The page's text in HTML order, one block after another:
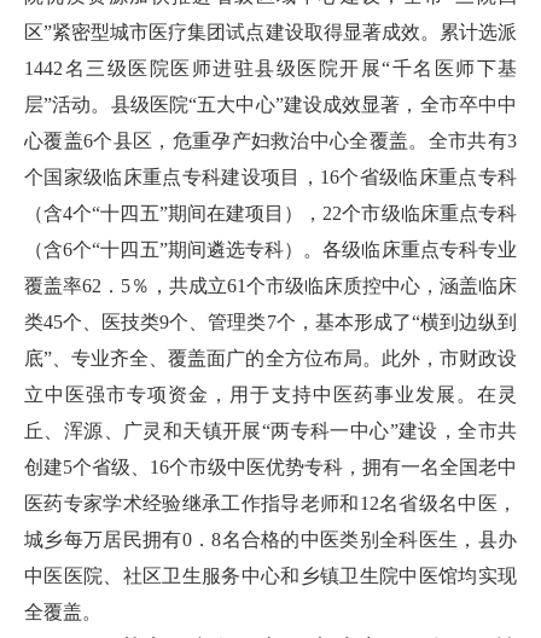
区”紧密型城市医疗集团试点建设取得显著成效。累计选派
1442名三级医院医师进驻县级医院开展“千名医师下基
层”活动。县级医院“五大中心”建设成效显著，全市卒中中
心覆盖6个县区，危重孕产妇救治中心全覆盖。全市共有3
个国家级临床重点专科建设项目，16个省级临床重点专科
（含4个“十四五”期间在建项目），22个市级临床重点专科
（含6个“十四五”期间遴选专科）。各级临床重点专科专业
覆盖率62．5％，共成立61个市级临床质控中心，涵盖临床
类45个、医技类9个、管理类7个，基本形成了“横到边纵到
底”、专业齐全、覆盖面广的全方位布局。此外，市财政设
立中医强市专项资金，用于支持中医药事业发展。在灵
丘、浑源、广灵和天镇开展“两专科一中心”建设，全市共
创建5个省级、16个市级中医优势专科，拥有一名全国老中
医药专家学术经验继承工作指导老师和12名省级名中医，
城乡每万居民拥有0．8名合格的中医类别全科医生，县办
中医医院、社区卫生服务中心和乡镇卫生院中医馆均实现
全覆盖。